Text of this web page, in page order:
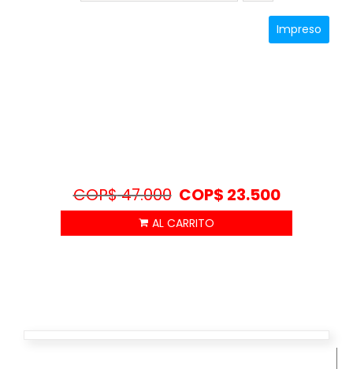
Impreso
COP$47.000 COP$ 23.500